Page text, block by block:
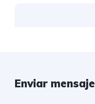
Enviar mensaje